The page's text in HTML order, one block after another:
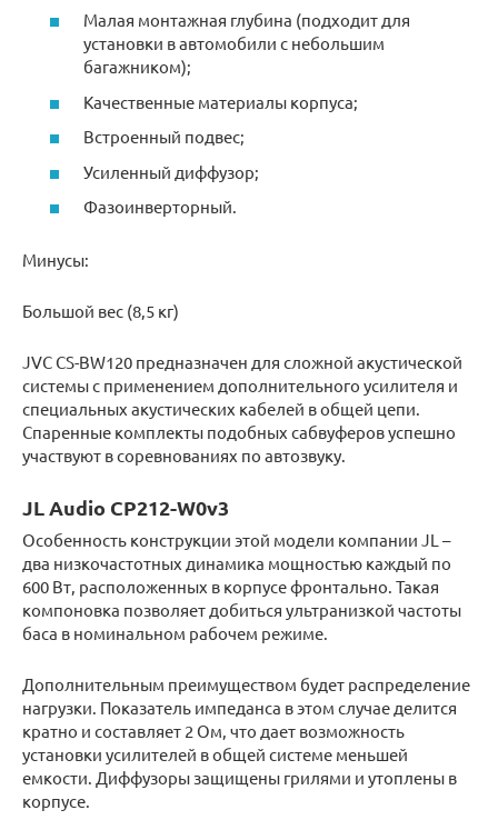
Малая монтажная глубина (подходит для
установки в автомобили с небольшим
багажником);
Качественные материалы корпуса;
Встроенный подвес;
Усиленный диффузор;
Фазоинверторный.
Минусы:
Большой вес (8,5 кг)
JVC CS-BW120 предназначен для сложной акустической
системы с применением дополнительного усилителя и
специальных акустических кабелей в общей цепи.
Спаренные комплекты подобных сабвуферов успешно
участвуют в соревнованиях по автозвуку.
JL Audio CP212-W0v3
Особенность конструкции этой модели компании JL –
два низкочастотных динамика мощностью каждый по
600 Вт, расположенных в корпусе фронтально. Такая
компоновка позволяет добиться ультранизкой частоты
баса в номинальном рабочем режиме.
Дополнительным преимуществом будет распределение
нагрузки. Показатель импеданса в этом случае делится
кратно и составляет 2 Ом, что дает возможность
установки усилителей в общей системе меньшей
емкости. Диффузоры защищены грилями и утоплены в
корпусе.